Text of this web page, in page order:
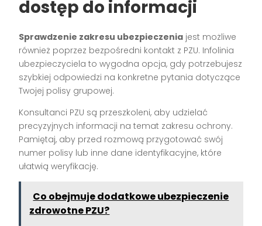
dostęp do informacji
Sprawdzenie zakresu ubezpieczenia jest możliwe
również poprzez bezpośredni kontakt z PZU. Infolinia
ubezpieczyciela to wygodna opcja, gdy potrzebujesz
szybkiej odpowiedzi na konkretne pytania dotyczące
Twojej polisy grupowej.
Konsultanci PZU są przeszkoleni, aby udzielać
precyzyjnych informacji na temat zakresu ochrony.
Pamiętaj, aby przed rozmową przygotować swój
numer polisy lub inne dane identyfikacyjne, które
ułatwią weryfikację.
Co obejmuje dodatkowe ubezpieczenie
zdrowotne PZU?